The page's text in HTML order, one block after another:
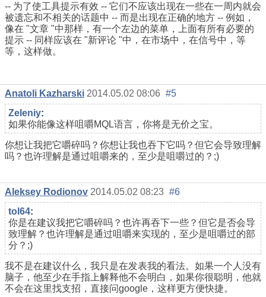
-- 为了使工具提示有效 -- 它们不应该出现在一些在一周内就会
被遗忘和不相关的话题中 -- 而是出现在正确的地方 -- 例如，
像在 "文章 "中那样，有一个左边的菜单，上面有所有必要的
提示 -- 同样应该在 "新评论 "中，在市场中，在信号中，等
等，这样做。
Anatoli Kazharski 2014.05.02 08:06 #5
Zeleniy:
如果你能像这样咀嚼MQL语言，你将是无价之宝。
你想让我把它嚼碎吗？你想让我也吞下它吗？但它会导致理解
吗？也许理解是通过咀嚼来的，至少是咀嚼过的？;)
Aleksey Rodionov 2014.05.02 08:23 #6
tol64:
你是在建议我把它嚼碎吗？也许再吞下一些？但它是否会导
致理解？也许理解是通过咀嚼来实现的，至少是咀嚼过的部
分？;)
我不是在建议什么，我只是在发表我的看法。如果一个人没有
脑子，他至少在手指上解释他不会明白，如果你很聪明，他就
不会在这里找支招，直接问google，这样更方便快捷。